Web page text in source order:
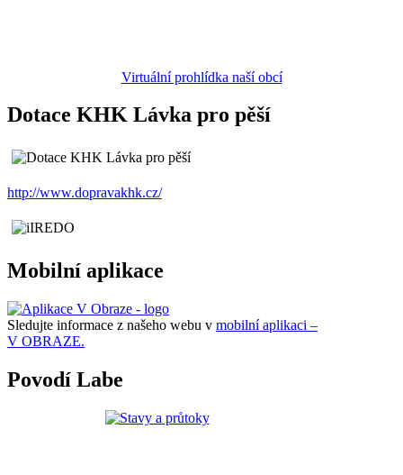
Virtuální prohlídka naší obcí
Dotace KHK Lávka pro pěší
http://www.dopravakhk.cz/
Mobilní aplikace
Sledujte informace z našeho webu v mobilní aplikaci –
V OBRAZE.
Povodí Labe